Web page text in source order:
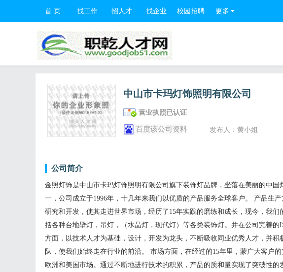
首 页 找工作 招人才 找企业 校园招聘 更多
中山市卡玛灯饰照明有限公司
营业执照已认证
百度该公司资料 发布人：黄小姐
公司简介
金照灯饰是中山市卡玛灯饰照明有限公司旗下装饰灯品牌，坐落在美丽的中
一，公司成立于1996年，十几年来我们以优质的产品服务全球客户。 产品生
研究和开发，使其走进世界市场，经历了15年实践的磨练和成长，现今，我
括各种台地壁灯，吊灯，（水晶灯，现代灯）等各类装饰灯。并在公司完善
方面，以技术人才为基础，设计，开发为龙头，不断吸收同业优秀人才，并
队，使我们始终走在行业的前沿。 市场方面，在经过的15年里，蒙广大客户
欧洲和美国市场。通过不断地进行技术的积累，产品的质和量实现了突破性